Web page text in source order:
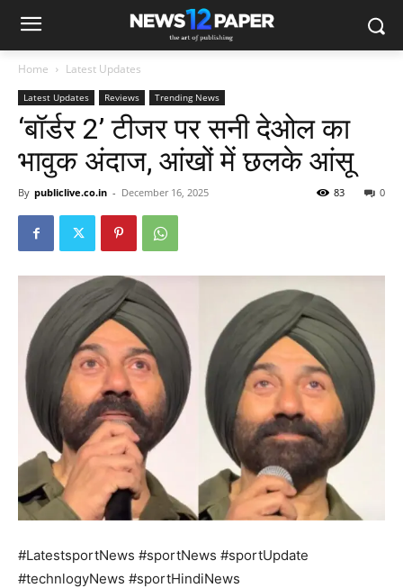
Home Latest Updates
Latest Updates Reviews Trending News
‘बॉर्डर 2’ टीजर पर सनी देओल का
भावुक अंदाज, आंखों में छलके आंसू
By publiclive.co.in - December 16, 2025 0
83
#LatestsportNews #sportNews #sportUpdate
#technlogyNews #sportHindiNews